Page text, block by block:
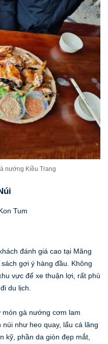
nướng Kiều Trang
Tum
đánh giá cao tại Măng
gợi ý hàng đầu. Không
vực để xe thuận lợi, rất phù
du lịch.
gà nướng cơm lam
như heo quay, lẩu cá lăng
kỹ, phần da giòn đẹp mắt,